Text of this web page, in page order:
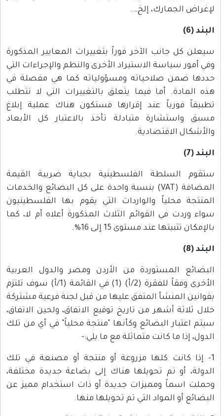
لإغراض الجمارك، إلخ….
البند (6)
سيعلن كل جانب الآخر فوراً بتغييرات المعايير المذكورة
وفي أمور سياسة الاستيراد الأخرى والنظم والإجراءات التي
حددها ضمن صلاحياته ومسؤولياته كما هي مفصلة في
هذه المادة. أما فيما يتعلق بالتغييرات التي لا تتطلب
تطبيقاً فورياً عند إقرارها فستكون هناك عملية إبلاغ
مسبق واستشارة متبادلة تأخذ بالاعتبار كل الأبعاد
والأشكال الاقتصادية.
البند (7)
ستقوم السلطة الفلسطينية بجباية ضريبة القيمة
المضافة (VAT) بنسبة واحدة على كل البضائع والخدمات
المنتجة محلياً والواردات التي يقوم بها الفلسطينيون
سواء وردت في القوائم الثلاث المذكورة أعلاه أم لا، كما
بالإمكان تثبيتها عند مستوى 15 إلى 16%.
البند (8)
البضائع المستوردة من الأردن ومصر والدول العربية
الأخرى وفقاً للفقرة (2/أ) (1) في القائمة (1/أ) سوف تلتزم
بقوانين المنشأ المتفق عليها من قبل لجنة فرعية مشتركة
خلال ثلاثة أشهر من تاريخ توقيع الاتفاق، ولحين الاتفاق،
سيتم اعتبار البضائع وكأنها "منتجة محلياً" في أي من تلك
الدول، إذا ما كانت متماثلة مع ما يلي:-
1- إذا كانت كلها مزروعة أو منتجة أو مصنعة في تلك
الدولة، أو تم تحويلها هناك إلى بضاعة جديدة مختلفة،
وحملت اسماً ومميزات جديدة أو ذات استخدام مميز عن
البضائع أو المواد التي تم تحويلها منها.